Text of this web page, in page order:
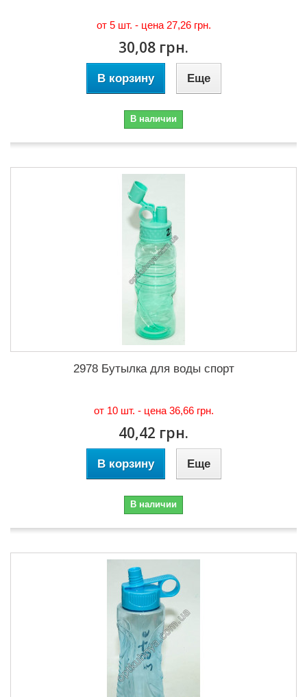
от 5 шт. - цена 27,26 грн.
30,08 грн.
В корзину Еще
В наличии
2978 Бутылка для воды спорт
от 10 шт. - цена 36,66 грн.
40,42 грн.
В корзину Еще
В наличии